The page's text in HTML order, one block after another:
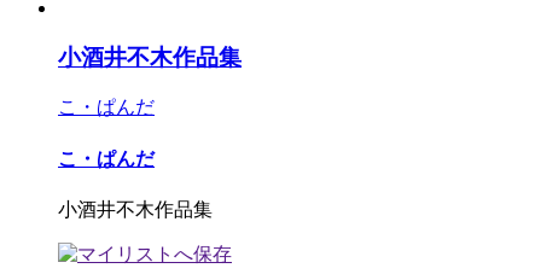
小酒井不木作品集
こ・ぱんだ
こ・ぱんだ
小酒井不木作品集